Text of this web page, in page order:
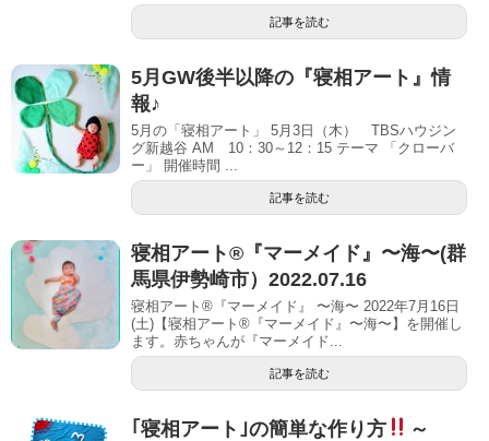
記事を読む
5月GW後半以降の『寝相アート』情
報♪
5月の「寝相アート」 5月3日（木） TBSハウジン
グ新越谷 AM 10：30～12：15 テーマ 「クローバ
ー」 開催時間 ...
記事を読む
寝相アート®︎『マーメイド』〜海〜(群
馬県伊勢崎市）2022.07.16
寝相アート®『マーメイド』 〜海〜 2022年7月16日
(土)【寝相アート®︎『マーメイド』〜海〜】を開催し
ます。赤ちゃんが『マーメイド...
記事を読む
｢寝相アート｣の簡単な作り方
～